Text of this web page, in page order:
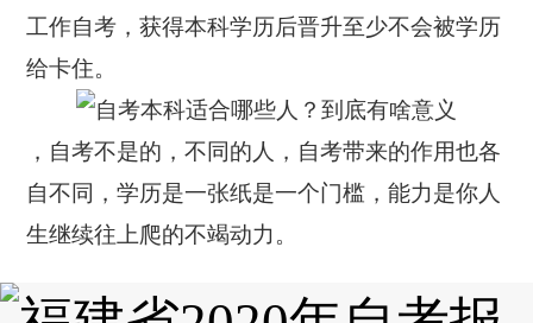
工作自考，获得本科学历后晋升至少不会被学历
给卡住。
，自考不是的，不同的人，自考带来的作用也各
自不同，学历是一张纸是一个门槛，能力是你人
生继续往上爬的不竭动力。